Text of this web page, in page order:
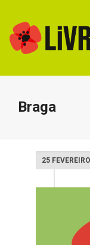
Braga
25